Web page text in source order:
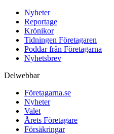
Nyheter
Reportage
Krönikor
Tidningen Företagaren
Poddar från Företagarna
Nyhetsbrev
Delwebbar
Företagarna.se
Nyheter
Valet
Årets Företagare
Försäkringar